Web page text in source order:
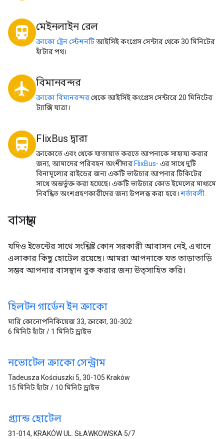
directions_transit মেইনলাইন রেল
ক্রাকো ট্রেন স্টেশনটিআইসিই কংগ্রেস সেন্টার থেকে 30 মিনিটের
হাঁটার পথ।
local_airport বিমানবন্দর
ক্রাকো বিমানবন্দরথেকে আইসিই কংগ্রেস সেন্টারে 20 মিনিটের
ট্যাক্সি যাত্রা।
directions_bus FlixBus দ্বারা
ক্রাকোতে এবং থেকে যাতায়াত করতে আপনাকে সাহায্য করার
জন্য, আমাদের পরিবহন অংশীদার FlixBus- এর সাথে দুটি
বিনামূল্যের রাইডের জন্য একটি ভাউচার আপনার টিকিটের
সাথে অন্তর্ভুক্ত করা হয়েছে। একটি ভাউচার কোড ইমেলের মাধ্যমে
নিবন্ধিত অংশগ্রহণকারীদের জন্য উপলব্ধ করা হবে। শর্তাবলী.
বাসস্থান
যদিও ইভেন্টের সাথে সংশ্লিষ্ট কোন সরকারী আবাসন নেই, এখানে
এলাকার কিছু হোটেল রয়েছে। আমরা আপনাকে যত তাড়াতাড়ি
সম্ভব আপনার বাসস্থান বুক করার জন্য উত্সাহিত করি।
হিলটন গার্ডেন ইন ক্রাকো
মারি কোনোপনিকিয়েজ 33, ক্রাকো, 30-302
6 মিনিট হাঁটা / 1 মিনিট ড্রাইভ
নভোটেল ক্রাকো সেন্ট্রাম
Tadeusza Kościuszki 5, 30-105 Kraków
15 মিনিট হাঁটা / 10 মিনিট ড্রাইভ
গ্র্যান্ড হোটেল
31-014, KRAKÓW UL. SŁAWKOWSKA 5/7